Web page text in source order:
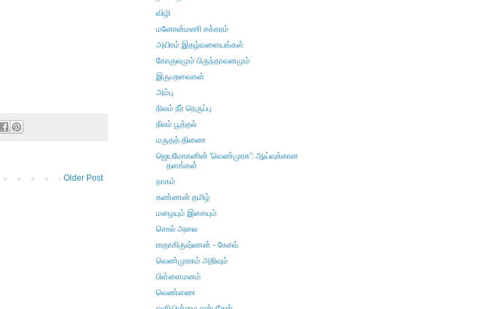
Older Post
விழி
மனோன்மணி சக்கரம்
அயிரம் இதழ்வளையங்கள்
கோகுலமும் பிருந்தாவனமும்
இருபறவைகள்
அம்பு
நிலம் நீர் நெருப்பு
நீலம் பூத்தல்
மருதத் திணை
ஜெயமோகனின் 'வெண்முரசு': ஆய்வுக்கான
தளங்கள்
நாகம்
கண்ணன் தமிழ்
மழையும் இசையும்
சொல் அலை
ராதாகிருஷ்ணன் - கேசவ்
வெண்முரசும் அறிவும்
பிள்ளைமனம்
வெண்ணை